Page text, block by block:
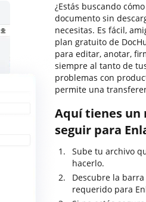
¿Estás buscando
documento sin
necesitas. Es fácil,
plan gratuito de
para editar, anotar,
siempre al tanto de
problemas con
permite una
Aquí tienes un
seguir para
Sube tu archivo
hacerlo.
Descubre la
requerido para